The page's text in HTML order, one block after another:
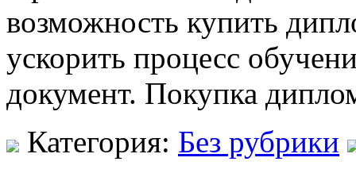
возможность купить
ускорить процесс
документ. Покупка
Категория: Без рубрики